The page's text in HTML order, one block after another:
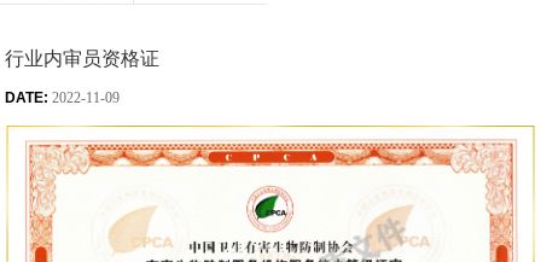
行业内审员资格证
DATE: 2022-11-09